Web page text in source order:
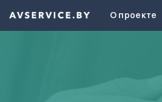
О проекте